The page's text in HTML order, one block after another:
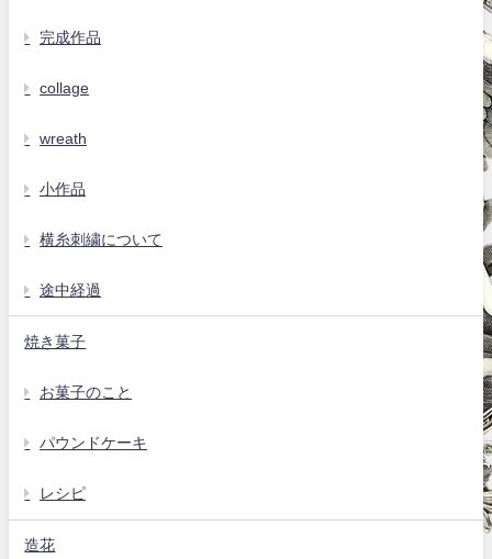
完成作品
collage
wreath
小作品
横糸刺繍について
途中経過
焼き菓子
お菓子のこと
パウンドケーキ
レシピ
造花